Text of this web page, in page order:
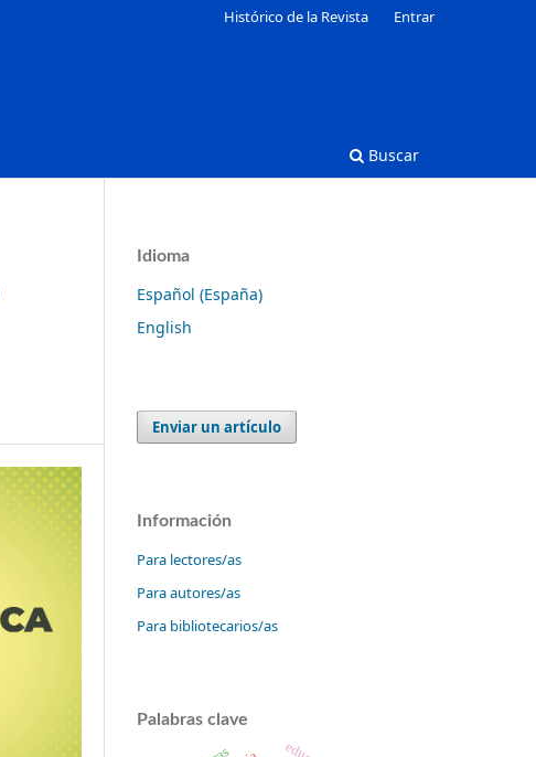
Buscar
Histórico de la Revista Entrar
Idioma
Español (España)
English
Enviar un artículo
Información
Para lectores/as
Para autores/as
Para bibliotecarios/as
Palabras clave